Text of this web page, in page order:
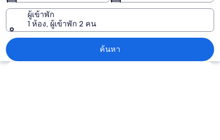
ผู้เข้าพัก
1 ห้อง, ผู้เข้าพัก 2 คน
ค้นหา
สำรวจแผนที่